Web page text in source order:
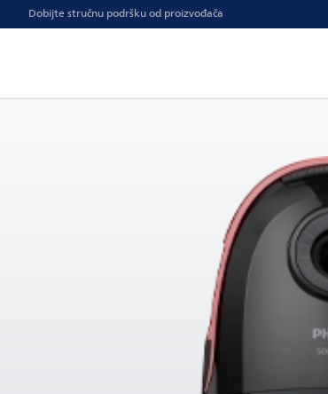
Dobijte stručnu podršku od proizvođača